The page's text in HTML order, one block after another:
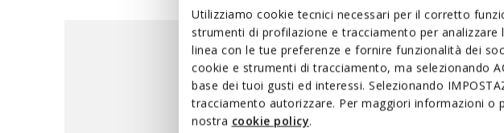
Utilizziamo cookie tecnici necessari per il corretto
strumenti di profilazione e tracciamento per
linea con le tue preferenze e fornire funzionalità dei
cookie e strumenti di tracciamento, ma selezionando
base dei tuoi gusti ed interessi. Selezionando
tracciamento autorizzare. Per maggiori informazioni
nostra cookie policy.